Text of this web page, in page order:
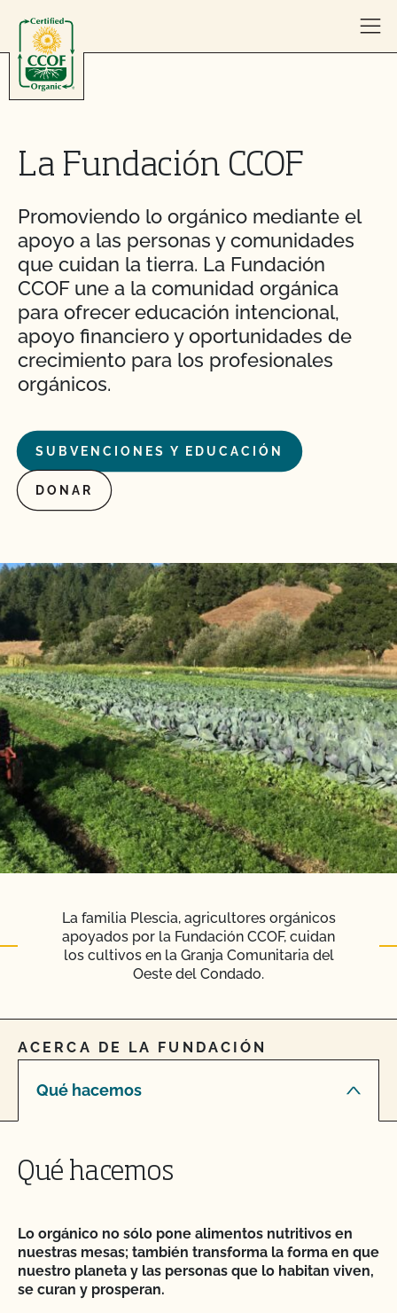
La Fundación CCOF
Promoviendo lo orgánico mediante el
apoyo a las personas y comunidades
que cuidan la tierra. La Fundación
CCOF une a la comunidad orgánica
para ofrecer educación intencional,
apoyo financiero y oportunidades de
crecimiento para los profesionales
orgánicos.
SUBVENCIONES Y EDUCACIÓN
DONAR
La familia Plescia, agricultores orgánicos
apoyados por la Fundación CCOF, cuidan
los cultivos en la Granja Comunitaria del
Oeste del Condado.
ACERCA DE LA FUNDACIÓN
Qué hacemos
Qué hacemos
Lo orgánico no sólo pone alimentos nutritivos en
nuestras mesas; también transforma la forma en que
nuestro planeta y las personas que lo habitan viven,
se curan y prosperan.